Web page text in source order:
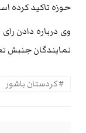
حوزه تاکید کرده
وی درباره دادن
نمایندگان جنبش
کردستان باشور